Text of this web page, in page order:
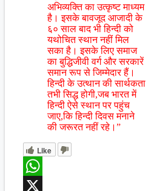
अभिव्यक्ति का उत्कृष्ट माध्यम
है। इसके बावजूद आजादी के
६० साल बाद भी हिन्दी को
यथोचित स्थान नहीं मिल
सका है। इसके लिए समाज
का बुद्धिजीवी वर्ग और सरकारें
समान रूप से जिम्मेदार हैं।
हिन्दी के उत्थान की सार्थकता
तभी सिद्ध होगी,जब भारत में
हिन्दी ऐसे स्थान पर पहुंच
जाए,कि हिन्दी दिवस मनाने
की जरूरत नहीं रहे।”
Like
WhatsApp